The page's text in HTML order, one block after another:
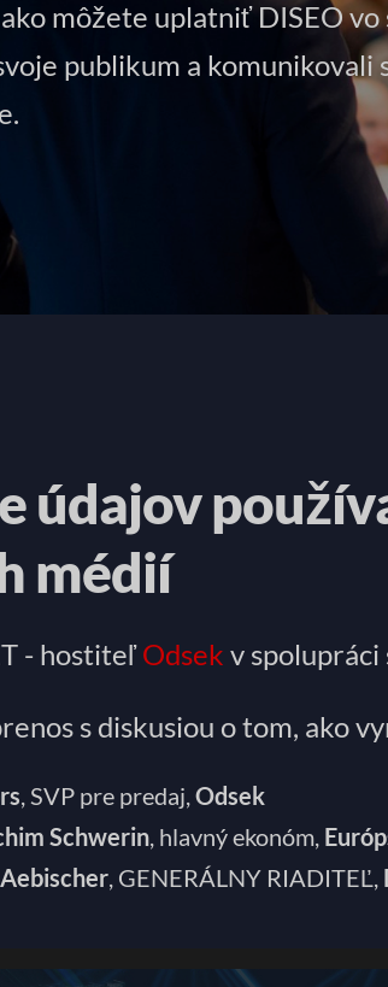
môžete uplatniť DISEO
publikum a komunikovali
údajov
médií
- hostiteľOdsek v spolupráci
s diskusiou o tom, ako
, SVP pre predaj,Odsek
Schwerin, hlavný ekonóm,
, GENERÁLNY RIADITEĽ,